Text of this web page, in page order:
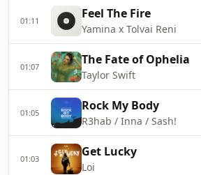
01:11 Feel The Fire
Yamina x Tolvai Reni
01:07 The Fate of Ophelia
Taylor Swift
01:05 Rock My Body
R3hab / Inna / Sash!
01:03 Get Lucky
Loi